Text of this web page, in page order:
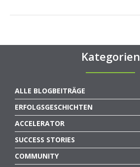
Kategorien
ALLE BLOGBEITRÄGE
ERFOLGSGESCHICHTEN
ACCELERATOR
SUCCESS STORIES
COMMUNITY